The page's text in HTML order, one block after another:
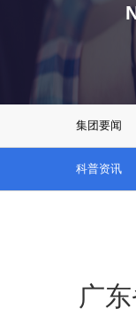
集团要闻
科普资讯
广